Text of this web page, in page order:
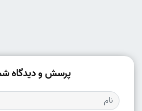
پرسش و دیدگاه